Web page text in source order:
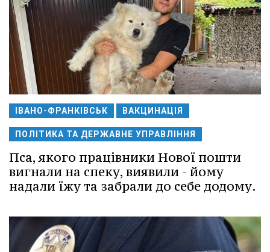
ІВАНО-ФРАНКІВСЬК ВАКЦИНАЦІЯ
ПОЛІТИКА ТА ДЕРЖАВНЕ УПРАВЛІННЯ
Пса, якого працівники Нової пошти
вигнали на спеку, виявили - йому
надали їжу та забрали до себе додому.